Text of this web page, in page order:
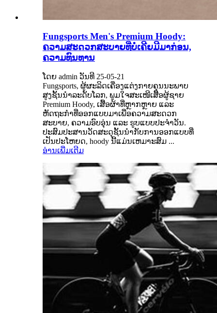
Fungsports Men's Premium Hoody:
ຄວາມສະດວກສະບາຍທີ່ບໍ່ເຄີຍມີມາກ່ອນ,
ຄວາມທົນທານ
ໂດຍ admin ວັນທີ 25-05-21
Fungsports, ຜູ້ຜະລິດເຄື່ອງແຕ່ງກາຍຄຸນນະພາບ
ສູງຊັ້ນນໍາລະດັບໂລກ, ພູມໃຈສະເໜີເສື້ອຜູ້ຊາຍ
Premium Hoody, ເສື້ອຜ້າທີ່ຫຼາກຫຼາຍ ແລະ
ຫັດຖະກຳທີ່ອອກແບບມາເພື່ອຄວາມສະດວກ
ສະບາຍ, ຄວາມອົບອຸ່ນ ແລະ ຮູບແບບປະຈໍາວັນ.
ປະສົມປະສານວັດສະດຸຊັ້ນນໍາກັບການອອກແບບທີ່
ເປັນປະໂຫຍດ, hoody ນີ້ແມ່ນເຫມາະສົມ ...
ອ່ານເພີ່ມເຕີມ